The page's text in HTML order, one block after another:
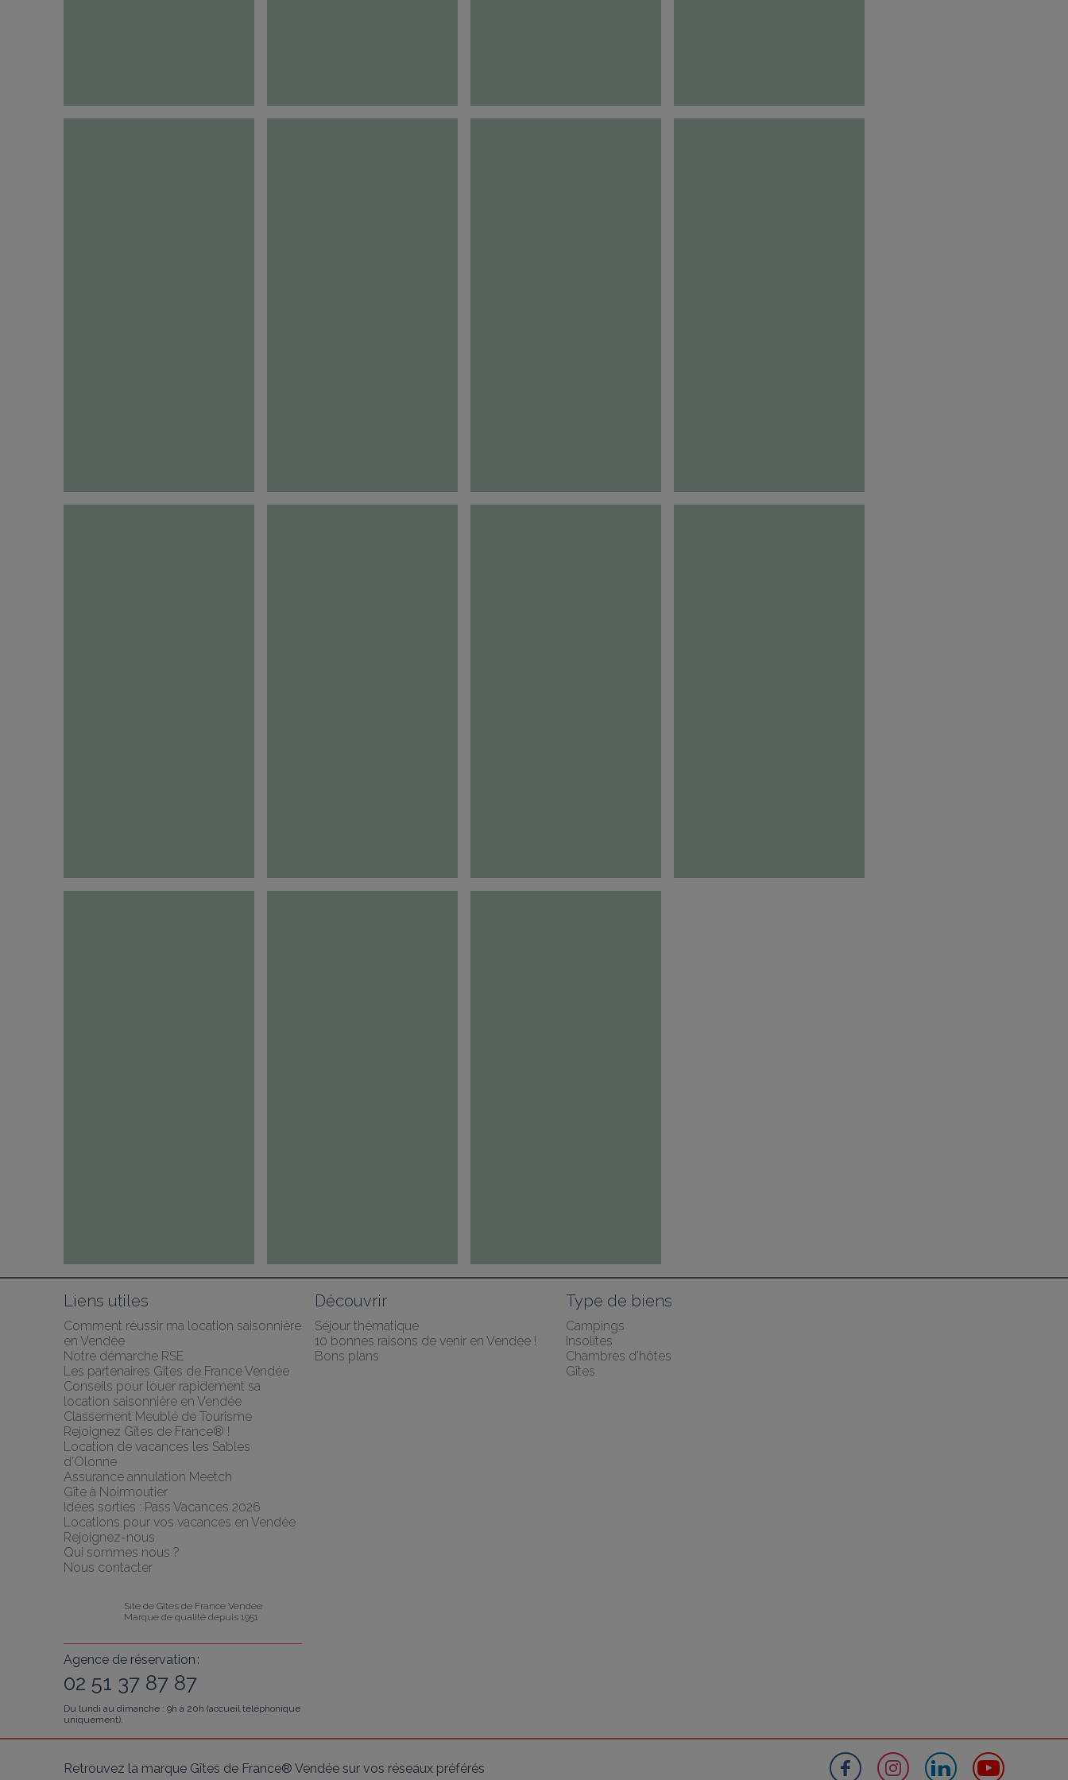
Liens utiles
Comment réussir ma location saisonnière
en Vendée
Notre démarche RSE
Les partenaires Gites de France Vendée
Conseils pour louer rapidement sa
location saisonnière en Vendée
Classement Meublé de Tourisme
Rejoignez Gîtes de France® !
Location de vacances les Sables
d'Olonne
Assurance annulation Meetch
Gîte à Noirmoutier
Idées sorties : Pass Vacances 2026
Locations pour vos vacances en Vendée
Rejoignez-nous
Qui sommes nous ?
Nous contacter
Découvrir
Séjour thématique
10 bonnes raisons de venir en Vendée !
Bons plans
Type de biens
Campings
Insolites
Chambres d'hôtes
Gîtes
Site de Gîtes de France Vendée
Marque de qualité depuis 1951
Agence de réservation :
02 51 37 87 87
Du lundi au dimanche : 9h à 20h (accueil téléphonique
uniquement).
Retrouvez la marque Gîtes de France® Vendée sur vos réseaux préférés